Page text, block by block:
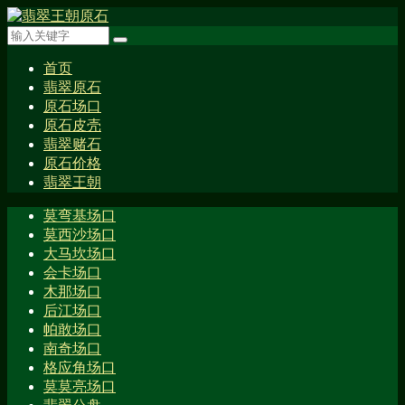
首页
翡翠原石
原石场口
原石皮壳
翡翠赌石
原石价格
翡翠王朝
莫弯基场口
莫西沙场口
大马坎场口
会卡场口
木那场口
后江场口
帕敢场口
南奇场口
格应角场口
莫莫亮场口